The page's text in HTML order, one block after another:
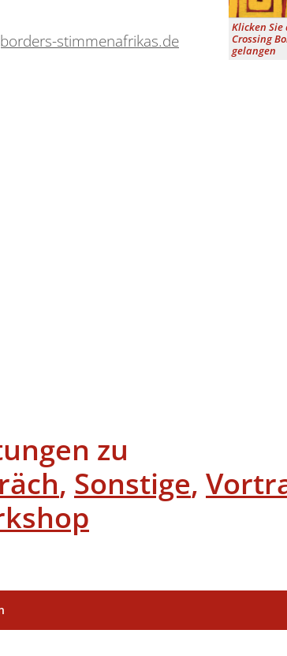
Klicken
Crossing
gelangen
stimmenafrikas.de
zu
, Sonstige,